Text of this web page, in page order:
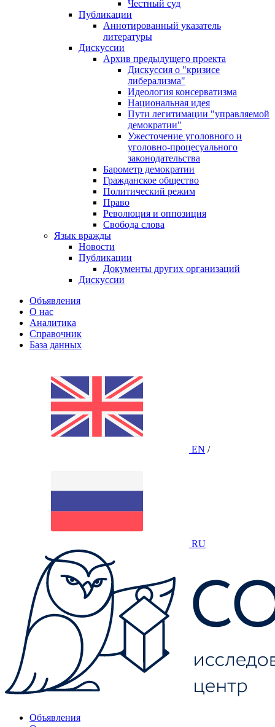
Честный суд
Публикации
Аннотированный указатель
литературы
Дискуссии
Архив предыдущего проекта
Дискуссия о "кризисе
либерализма"
Идеология консерватизма
Национальная идея
Пути легитимации "управляемой
демократии"
Ужесточение уголовного и
уголовно-процесуального
законодательства
Барометр демократии
Гражданское общество
Политический режим
Право
Революция и оппозиция
Свобода слова
Язык вражды
Новости
Публикации
Документы других организаций
Дискуссии
Объявления
О нас
Аналитика
Справочник
База данных
EN /
RU
Объявления